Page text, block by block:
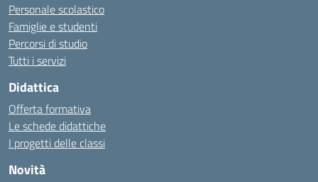
Personale scolastico
Famiglie e studenti
Percorsi di studio
Tutti i servizi
Didattica
Offerta formativa
Le schede didattiche
I progetti delle classi
Novità